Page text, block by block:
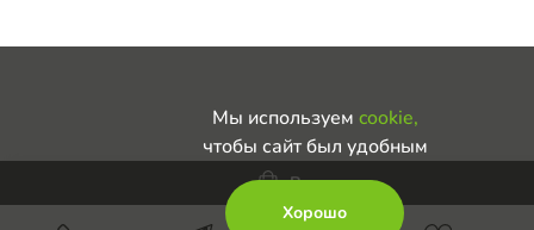
Мы используем cookie,
чтобы сайт был удобным
Хорошо
В корзину